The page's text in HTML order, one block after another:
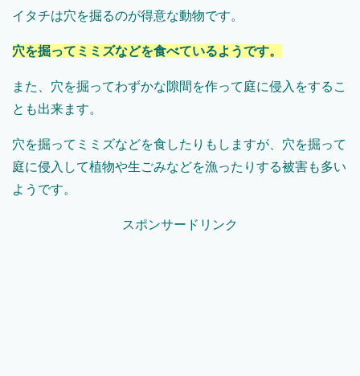
イタチは穴を掘るのが得意な動物です。
穴を掘ってミミズなどを食べているようです。
また、穴を掘ってわずかな隙間を作って庭に侵入をするこ
とも出来ます。
穴を掘ってミミズなどを食したりもしますが、穴を掘って
庭に侵入して植物や生ごみなどを漁ったりする被害も多い
ようです。
スポンサードリンク